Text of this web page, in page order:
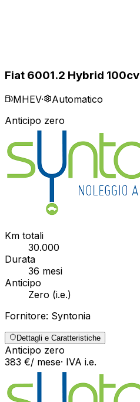
Fiat 6001.2 Hybrid 100cv
MHEV·
Automatico
Anticipo zero
Km totali
30.000
Durata
36 mesi
Anticipo
Zero (i.e.)
Fornitore: Syntonia
Dettagli e Caratteristiche
Anticipo zero
383 €/ mese· IVA i.e.